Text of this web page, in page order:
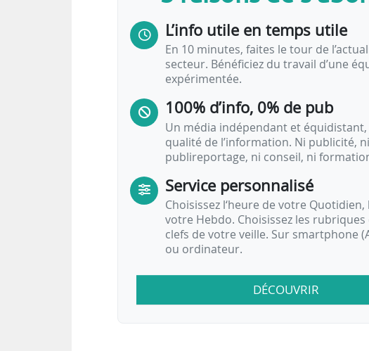
L’info utile en temps utile
En 10 minutes, faites le tour de
secteur. Bénéficiez du travail d’une
expérimentée.
100% d’info, 0% de pub
Un média indépendant et
qualité de l’information. Ni publicité, ni
publireportage, ni conseil, ni
Service personnalisé
Choisissez l‘heure de votre
votre Hebdo. Choisissez les
clefs de votre veille. Sur smartphone
ou ordinateur.
DÉCOUVRIR